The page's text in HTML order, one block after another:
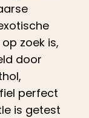
zoek is,
door
perfect
is getest